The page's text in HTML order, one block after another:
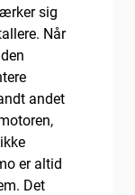
sig
Når
andet
er altid
Det